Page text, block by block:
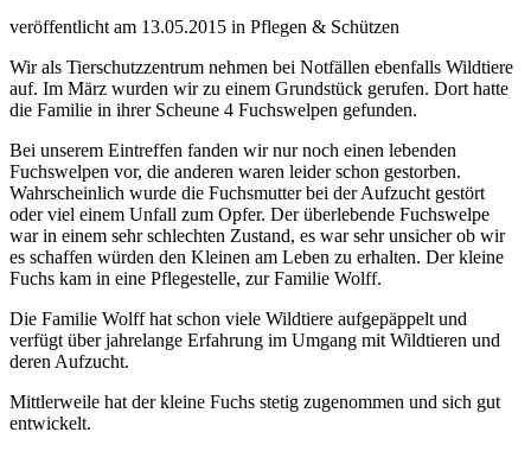
veröffentlicht am 13.05.2015 in Pflegen & Schützen
Wir als Tierschutzzentrum nehmen bei Notfällen ebenfalls Wildtiere
auf. Im März wurden wir zu einem Grundstück gerufen. Dort hatte
die Familie in ihrer Scheune 4 Fuchswelpen gefunden.
Bei unserem Eintreffen fanden wir nur noch einen lebenden
Fuchswelpen vor, die anderen waren leider schon gestorben.
Wahrscheinlich wurde die Fuchsmutter bei der Aufzucht gestört
oder viel einem Unfall zum Opfer. Der überlebende Fuchswelpe
war in einem sehr schlechten Zustand, es war sehr unsicher ob wir
es schaffen würden den Kleinen am Leben zu erhalten. Der kleine
Fuchs kam in eine Pflegestelle, zur Familie Wolff.
Die Familie Wolff hat schon viele Wildtiere aufgepäppelt und
verfügt über jahrelange Erfahrung im Umgang mit Wildtieren und
deren Aufzucht.
Mittlerweile hat der kleine Fuchs stetig zugenommen und sich gut
entwickelt.